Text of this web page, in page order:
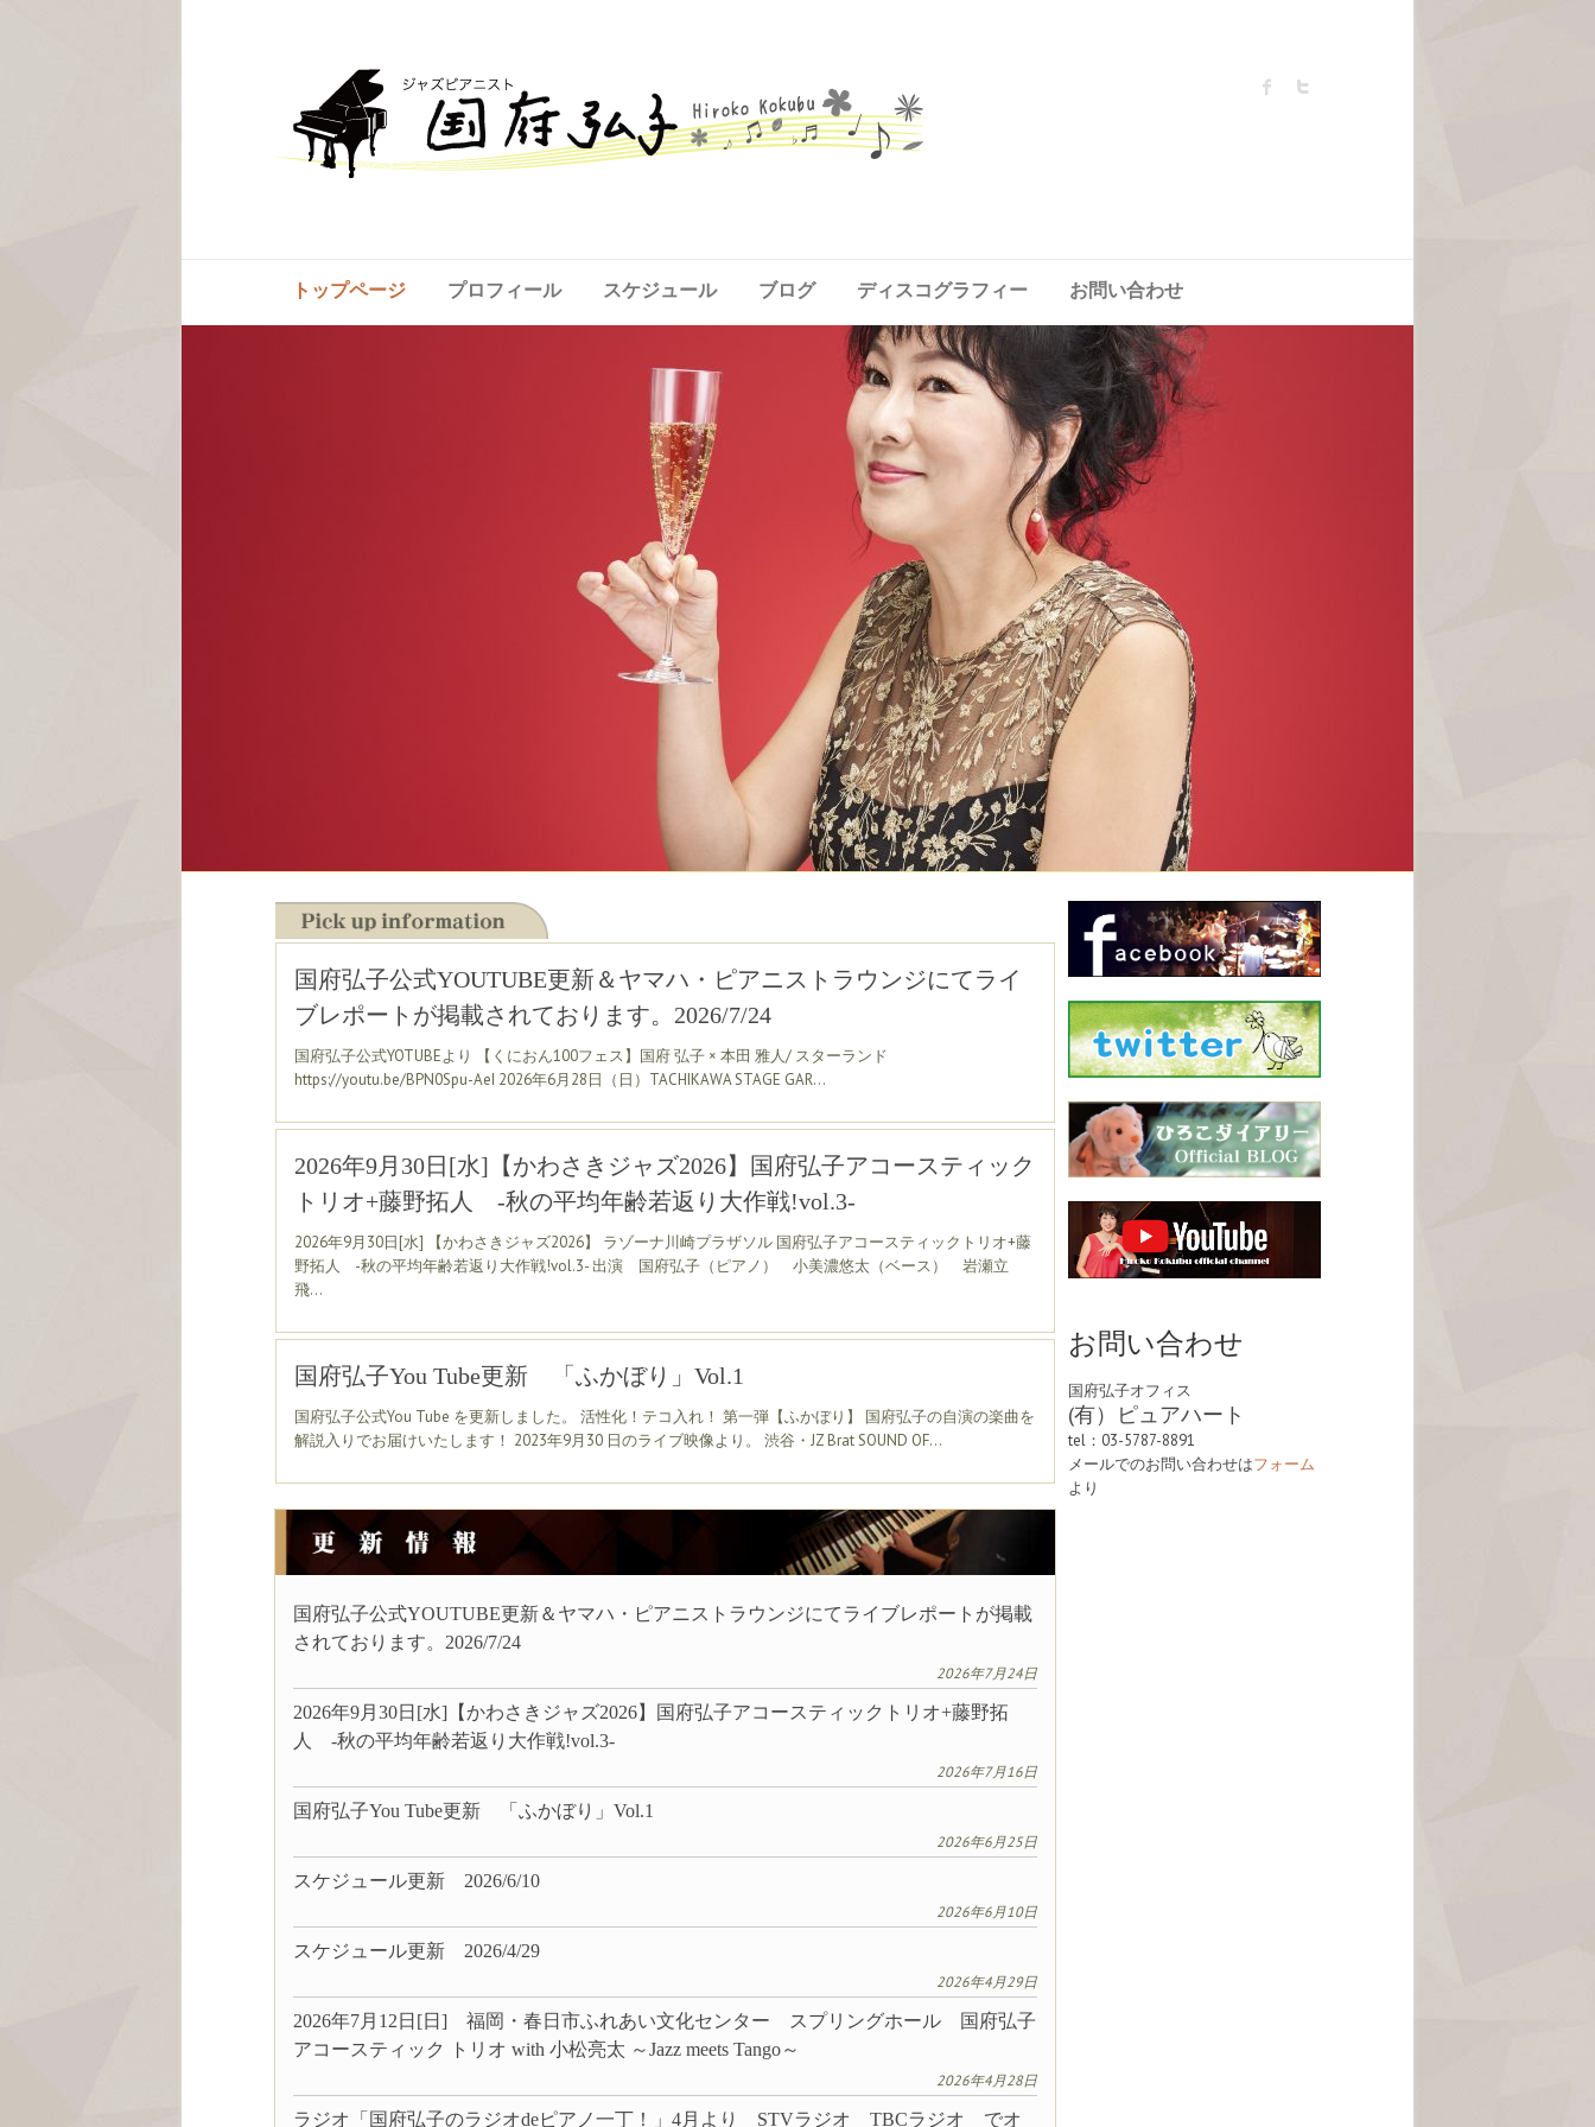
トップページ プロフィール スケジュール ブログ ディスコグラフィー お問い合わせ
国府弘子公式YOUTUBE更新＆ヤマハ・ピアニストラウンジにてライ
ブレポートが掲載されております。2026/7/24
国府弘子公式YOTUBEより 【くにおん100フェス】国府 弘子 × 本田 雅人/ スターランド
https://youtu.be/BPN0Spu-AeI 2026年6月28日（日）TACHIKAWA STAGE GAR…
2026年9月30日[水]【かわさきジャズ2026】国府弘子アコースティック
トリオ+藤野拓人 -秋の平均年齢若返り大作戦!vol.3-
2026年9月30日[水] 【かわさきジャズ2026】 ラゾーナ川崎プラザソル 国府弘子アコースティックトリオ+藤
野拓人 -秋の平均年齢若返り大作戦!vol.3- 出演 国府弘子（ピアノ） 小美濃悠太（ベース） 岩瀬立
飛…
国府弘子You Tube更新 「ふかぼり」Vol.1
国府弘子公式You Tube を更新しました。 活性化！テコ入れ！ 第一弾【ふかぼり】 国府弘子の自演の楽曲を
解説入りでお届けいたします！ 2023年9月30 日のライブ映像より。 渋谷・JZ Brat SOUND OF…
国府弘子公式YOUTUBE更新＆ヤマハ・ピアニストラウンジにてライブレポートが掲載
されております。2026/7/24
2026年7月24日
2026年9月30日[水]【かわさきジャズ2026】国府弘子アコースティックトリオ+藤野拓
人 -秋の平均年齢若返り大作戦!vol.3-
2026年7月16日
国府弘子You Tube更新 「ふかぼり」Vol.1
2026年6月25日
スケジュール更新 2026/6/10
2026年6月10日
スケジュール更新 2026/4/29
2026年4月29日
2026年7月12日[日] 福岡・春日市ふれあい文化センター スプリングホール 国府弘子
アコースティック トリオ with 小松亮太 ～Jazz meets Tango～
2026年4月28日
ラジオ「国府弘子のラジオdeピアノ一丁！」4月より STVラジオ TBCラジオ でオ
お問い合わせ
国府弘子オフィス
(有）ピュアハート
tel：03-5787-8891
メールでのお問い合わせはフォーム
より